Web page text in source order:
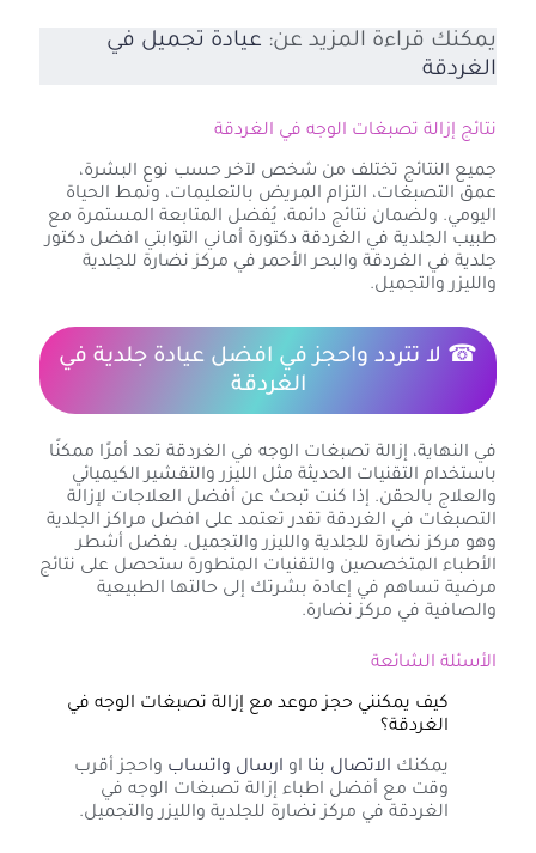
يمكنك قراءة المزيد عن: عيادة تجميل في
الغردقة
نتائج إزالة تصبغات الوجه في الغردقة
جميع النتائج تختلف من شخص لآخر حسب نوع البشرة،
عمق التصبغات، التزام المريض بالتعليمات، ونمط الحياة
اليومي. ولضمان نتائج دائمة، يُفضل المتابعة المستمرة مع
طبيب الجلدية في الغردقة دكتورة أماني التوابتي افضل دكتور
جلدية في الغردقة والبحر الأحمر في مركز نضارة للجلدية
والليزر والتجميل.
☎ لا تتردد واحجز في افضل عيادة جلدية في
الغردقة
في النهاية، إزالة تصبغات الوجه في الغردقة تعد أمرًا ممكنًا
باستخدام التقنيات الحديثة مثل الليزر والتقشير الكيميائي
والعلاج بالحقن. إذا كنت تبحث عن أفضل العلاجات لإزالة
التصبغات في الغردقة تقدر تعتمد على افضل مراكز الجلدية
وهو مركز نضارة للجلدية والليزر والتجميل. بفضل أشطر
الأطباء المتخصصين والتقنيات المتطورة ستحصل على نتائج
مرضية تساهم في إعادة بشرتك إلى حالتها الطبيعية
والصافية في مركز نضارة.
الأسئلة الشائعة
كيف يمكنني حجز موعد مع إزالة تصبغات الوجه في
الغردقة؟
يمكنك الاتصال بنا او ارسال واتساب واحجز أقرب
وقت مع أفضل اطباء إزالة تصبغات الوجه في
الغردقة في مركز نضارة للجلدية والليزر والتجميل.